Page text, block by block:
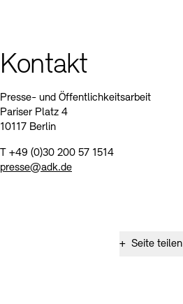
Kontakt
Presse- und Öffentlichkeitsarbeit
Pariser Platz 4
10117 Berlin
T +49 (0)30 200 57 1514
presse@adk.de
+ Seite teilen